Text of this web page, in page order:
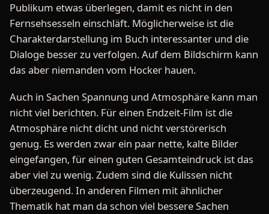
Publikum etwas überlegen, damit es nicht in den
Fernsehsesseln einschläft. Möglicherweise ist die
Charakterdarstellung im Buch interessanter und die
Dialoge besser zu verfolgen. Auf dem Bildschirm kann
das aber niemanden vom Hocker hauen.
Auch in Sachen Spannung und Atmosphäre kann man
nicht viel berichten. Für einen Endzeit-Film ist die
Atmosphäre nicht dicht und nicht verstörerisch
genug. Es werden zwar ein paar nette, kalte Bilder
eingefangen, für einen guten Gesamteindruck ist das
aber viel zu wenig. Zudem sind die Kulissen nicht
überzeugend. In anderen Filmen mit ähnlicher
Thematik hat man da schon viel bessere Sachen